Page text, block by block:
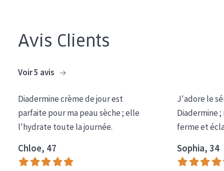
Peau normale à sèche
Peau mixte ou grasse
Peau ménopausée
ÂGE :
Tous âges
Avis Clients
Voir 5 avis
Diadermine crème de jour est
parfaite pour ma peau sèche ; elle
l'hydrate toute la journée.
Chloe, 47
J'adore le
Diadermine
ferme et
Sophia, 34